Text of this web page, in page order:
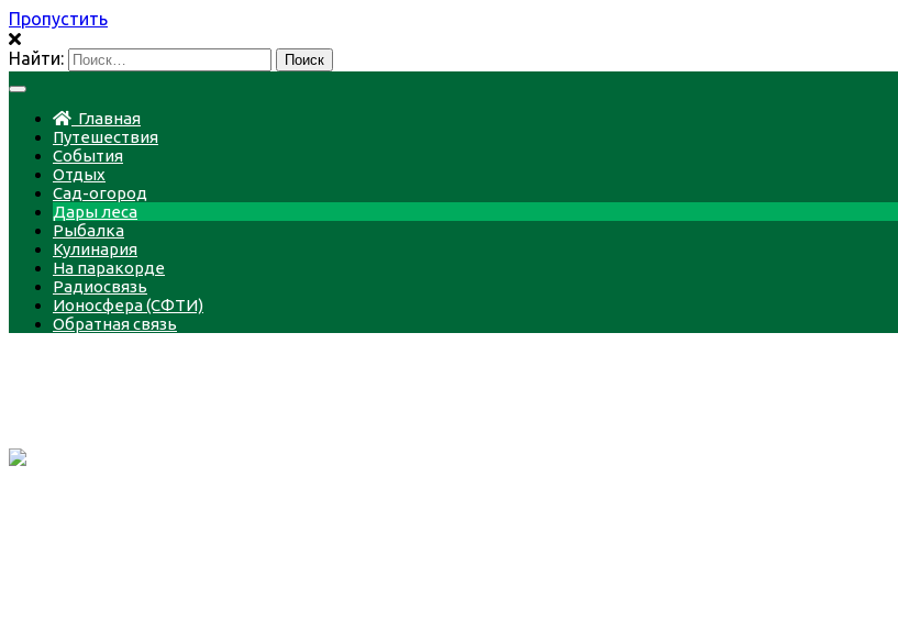
Пропустить
Найти:
Главная
Путешествия
События
Отдых
Сад-огород
Дары леса
Рыбалка
Кулинария
На паракорде
Радиосвязь
Ионосфера (СФТИ)
Обратная связь